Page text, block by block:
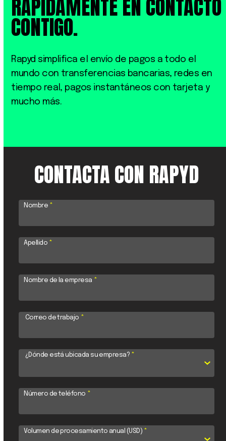
RÁPIDAMENTE EN CONTACTO
CONTIGO.
Rapyd simplifica el envío de pagos a todo el
mundo con transferencias bancarias, redes en
tiempo real, pagos instantáneos con tarjeta y
mucho más.
CONTACTA CON RAPYD
Nombre *
Apellido *
Nombre de la empresa *
Correo de trabajo *
¿Dónde está ubicada su empresa? *
Número de teléfono *
Volumen de procesamiento anual (USD) *